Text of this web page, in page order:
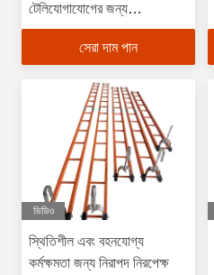
টেলিযোগাযোগের জন্য
আইসোলেটেড লেডার
সেরা দাম পান
ভিডিও
স্থিতিশীল এবং বহনযোগ্য
কর্মক্ষমতা জন্য নিরাপদ নিরপেক্ষ